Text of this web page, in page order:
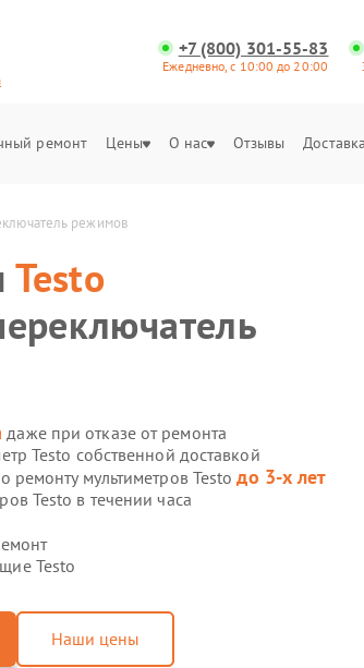
+7 (800) 301-55-83
Ежедневно, с 10:00 до 20:00
ремонт Цены О нас Отзывы Доставка
режимов
Testo
даже при отказе от ремонта
Testo собственной доставкой
ремонту мультиметров Testoдо 3-х лет
Testo в течении часа
Testo
Наши цены